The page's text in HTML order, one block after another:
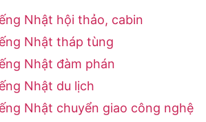
Nhật hội thảo, cabin
Nhật tháp tùng
Nhật đàm phán
Nhật du lịch
Nhật chuyển giao công nghệ